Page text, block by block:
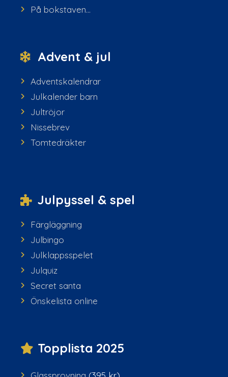
På bokstaven...
Advent & jul
Adventskalendrar
Julkalender barn
Jultröjor
Nissebrev
Tomtedräkter
Julpyssel & spel
Färgläggning
Julbingo
Julklappsspelet
Julquiz
Secret santa
Önskelista online
Topplista 2025